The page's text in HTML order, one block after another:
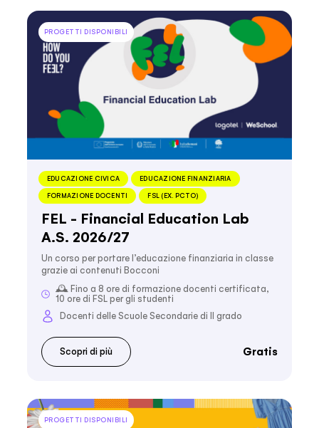
PROGETTI DISPONIBILI
EDUCAZIONE CIVICA EDUCAZIONE FINANZIARIA
FORMAZIONE DOCENTI FSL (EX. PCTO)
FEL - Financial Education Lab
A.S. 2026/27
Un corso per portare l’educazione finanziaria in classe
grazie ai contenuti Bocconi
🕰️ Fino a 8 ore di formazione docenti certificata,
10 ore di FSL per gli studenti
Docenti delle Scuole Secondarie di II grado
Scopri di più Gratis
PROGETTI DISPONIBILI